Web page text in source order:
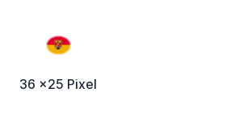
36 x25 Pixel